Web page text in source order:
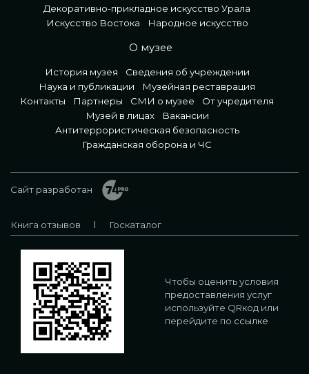
Декоративно-прикладное искусство Урала
Искусство Востока
Народное искусство
О музее
История музея
Сведения об учреждении
Наука и публикации
Музейная реставрация
Контакты
Партнеры СМИ о музее
От учредителя
Музей в лицах
Вакансии
Антитеррористическая безопасность
Гражданская оборона и ЧС
Сайт разработан
Книга отзывов Госкаталог
Чтобы оценить условия
предоставления услуг
используйте QRкод или
перейдите по ссылке